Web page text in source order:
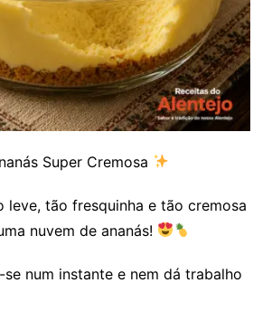
Super Cremosa
leve, tão fresquinha e tão cremosa
nuvem de ananás!
se num instante e nem dá trabalho